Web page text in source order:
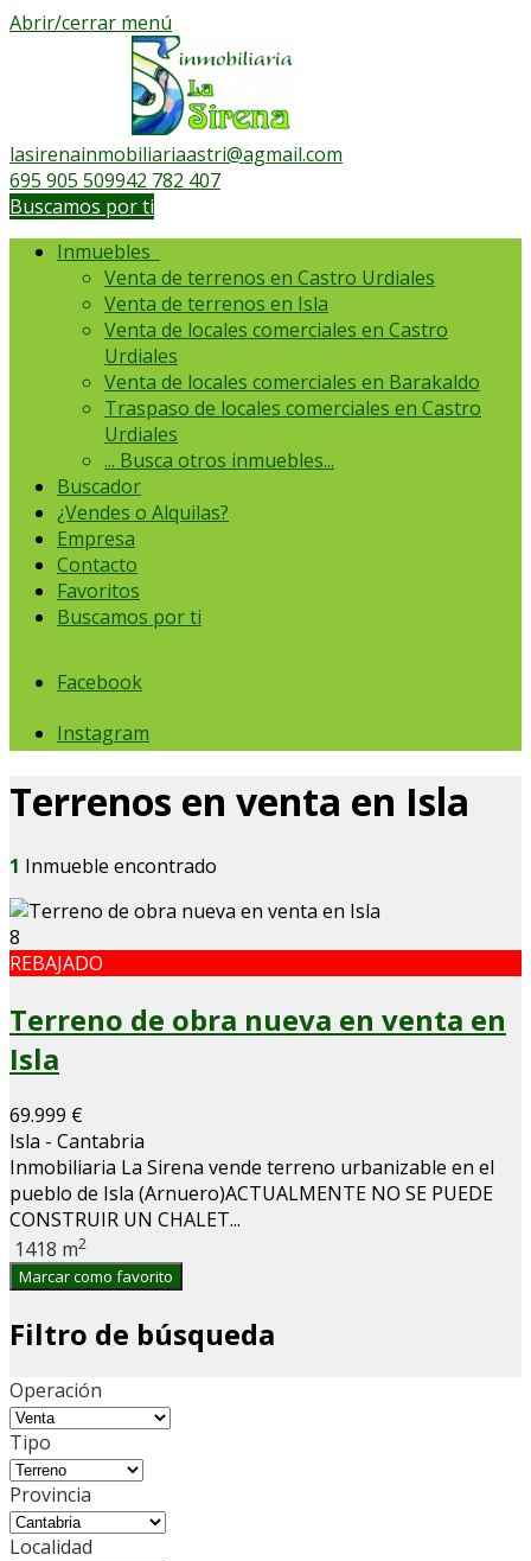
Abrir/cerrar menú
lasirenainmobiliariaastri@agmail.com
695 905 509942 782 407
Buscamos por ti
Inmuebles
Venta de terrenos en Castro Urdiales
Venta de terrenos en Isla
Venta de locales comerciales en Castro
Urdiales
Venta de locales comerciales en Barakaldo
Traspaso de locales comerciales en Castro
Urdiales
... Busca otros inmuebles...
Buscador
¿Vendes o Alquilas?
Empresa
Contacto
Favoritos
Buscamos por ti
Facebook
Instagram
Terrenos en venta en Isla
1 Inmueble encontrado
8
REBAJADO
Terreno de obra nueva en venta en
Isla
69.999 €
Isla - Cantabria
Inmobiliaria La Sirena vende terreno urbanizable en el
pueblo de Isla (Arnuero)ACTUALMENTE NO SE PUEDE
CONSTRUIR UN CHALET...
1418 m2
Marcar como favorito
Filtro de búsqueda
Operación
Tipo
Provincia
Localidad